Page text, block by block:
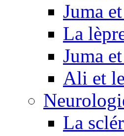
Juma
La
Juma
Ali et
La